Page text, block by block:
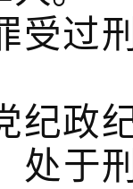
受过
纪政
处于